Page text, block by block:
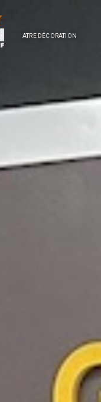
ATRE DÉCORATION